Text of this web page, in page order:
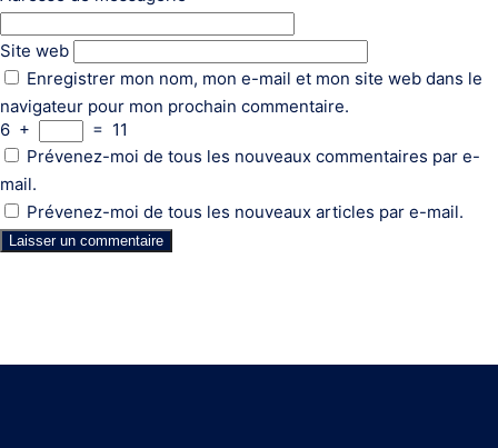
Site web
Enregistrer mon nom, mon e-mail et mon site web dans le
navigateur pour mon prochain commentaire.
6 + = 11
Prévenez-moi de tous les nouveaux commentaires par e-
mail.
Prévenez-moi de tous les nouveaux articles par e-mail.